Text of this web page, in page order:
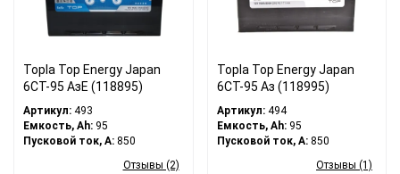
Topla Top Energy Japan
6CT-95 АзЕ (118895)
Артикул: 493
Емкость, Ah: 95
Пусковой ток, A: 850
Отзывы (2)
Topla Top Energy Japan
6CT-95 Аз (118995)
Артикул:494
Емкость, Ah:95
Пусковой ток, A:850
Отзывы (1)